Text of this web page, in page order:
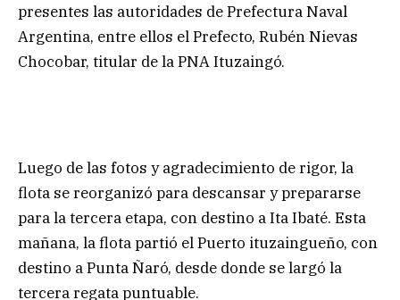
presentes las autoridades de Prefectura Naval
Argentina, entre ellos el Prefecto, Rubén Nievas
Chocobar, titular de la PNA Ituzaingó.
Luego de las fotos y agradecimiento de rigor, la
flota se reorganizó para descansar y prepararse
para la tercera etapa, con destino a Ita Ibaté. Esta
mañana, la flota partió el Puerto ituzaingueño, con
destino a Punta Ñaró, desde donde se largó la
tercera regata puntuable.